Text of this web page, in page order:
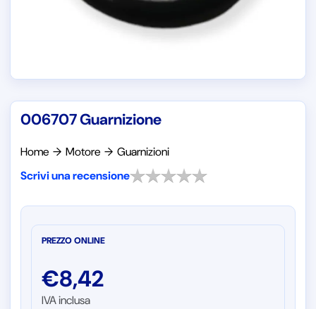
006707 Guarnizione
Home → Motore → Guarnizioni
Scrivi una recensione
PREZZO ONLINE
€8,42
IVA inclusa